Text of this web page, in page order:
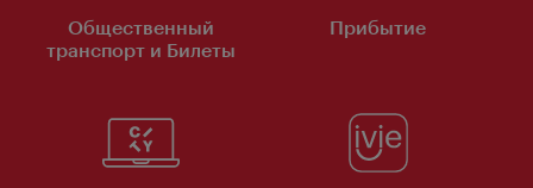
Общественный
транспорт и Билеты
Прибытие